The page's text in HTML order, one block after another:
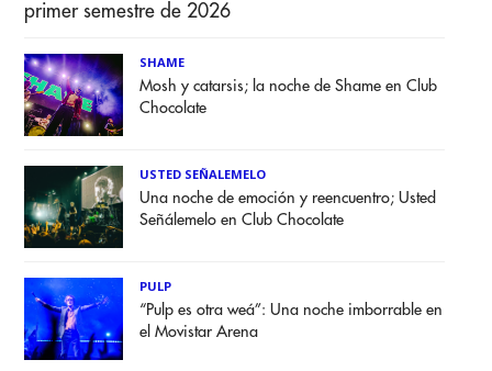
primer semestre de 2026
SHAME
Mosh y catarsis; la noche de Shame en Club
Chocolate
USTED SEÑALEMELO
Una noche de emoción y reencuentro; Usted
Señálemelo en Club Chocolate
PULP
“Pulp es otra weá”: Una noche imborrable en
el Movistar Arena